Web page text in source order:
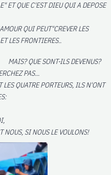
ET QUE C'EST DIEU QUI A DEPOSE
QUI PEUT"CREVER LES
LES FRONTIERES..
ILS DEVENUS?
PAS...
QUATRE PORTEURS, ILS N'ONT
LE VOULONS!